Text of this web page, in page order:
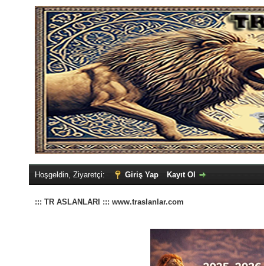
Hoşgeldin, Ziyaretçi: Giriş Yap Kayıt Ol
::: TR ASLANLARI ::: www.traslanlar.com